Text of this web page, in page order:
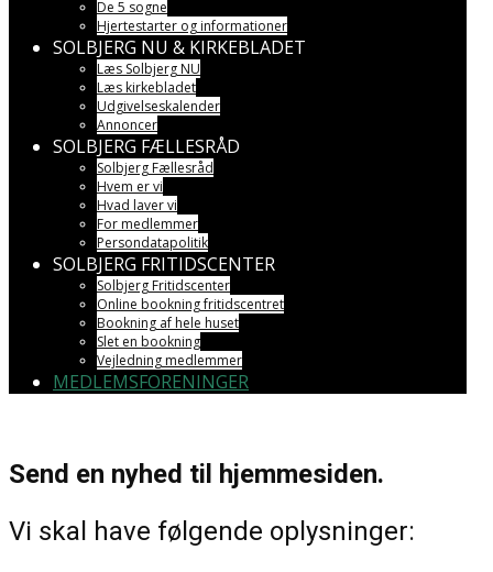
De 5 sogne
Hjertestarter og informationer
SOLBJERG NU & KIRKEBLADET
Læs Solbjerg NU
Læs kirkebladet
Udgivelseskalender
Annoncer
SOLBJERG FÆLLESRÅD
Solbjerg Fællesråd
Hvem er vi
Hvad laver vi
For medlemmer
Persondatapolitik
SOLBJERG FRITIDSCENTER
Solbjerg Fritidscenter
Online bookning fritidscentret
Bookning af hele huset
Slet en bookning
Vejledning medlemmer
MEDLEMSFORENINGER
Send en nyhed til hjemmesiden.
Vi skal have følgende oplysninger: